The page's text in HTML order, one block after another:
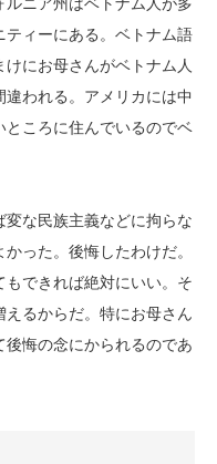
ニア州はベトナム人が多
ティーにある。ベトナム語
にお母さんがベトナム人
われる。アメリカには中
ところに住んでいるのでベ
な民族主義などに拘らな
った。後悔したわけだ。
できれば絶対にいい。そ
るからだ。特にお母さん
悔の念にかられるのであ